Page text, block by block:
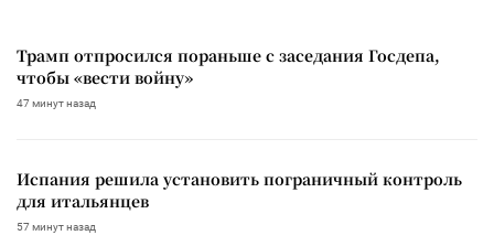
Трамп отпросился пораньше с заседания Госдепа,
чтобы «вести войну»
47 минут назад
Испания решила установить пограничный контроль
для итальянцев
57 минут назад